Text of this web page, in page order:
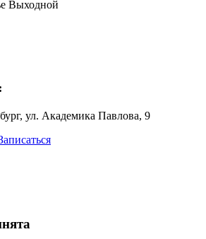
Выходной
ул. Академика Павлова, 9